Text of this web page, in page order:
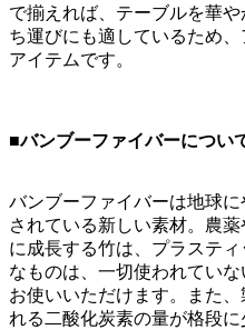
で揃えれば、テーブルを華
ち運びにも適しているため
アイテムです。
■バンブーファイバーについ
バンブーファイバーは地球
されている新しい素材。農
に成長する竹は、プラステ
なものは、一切使われてい
お使いいただけます。また
れる二酸化炭素の量が格段